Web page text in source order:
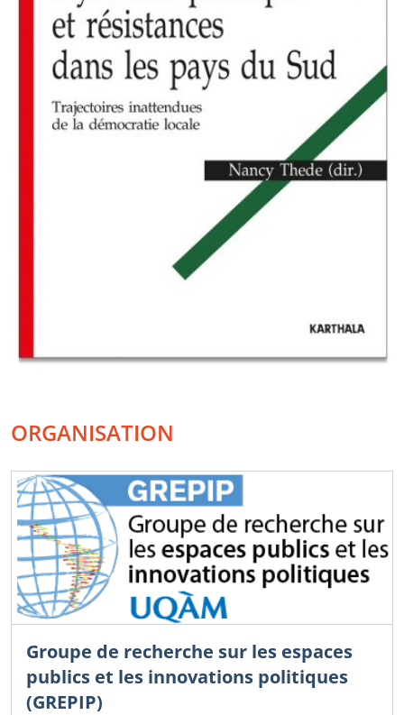
ORGANISATION
Groupe de recherche sur les espaces
publics et les innovations politiques
(GREPIP)